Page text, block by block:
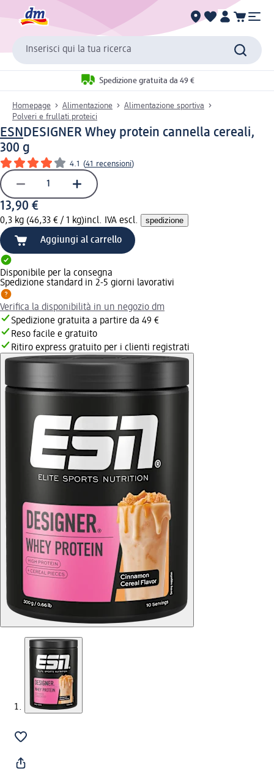
Inserisci qui la tua ricerca
Spedizione gratuita da 49 €
Homepage Alimentazione
Alimentazione sportiva
Polveri e frullati proteici
ESNDESIGNER Whey protein cannella cereali,
300 g
4.1 (41 recensioni)
13,90 €
0,3 kg (46,33 € / 1 kg)incl. IVA escl. spedizione
Aggiungi al carrello
Disponibile per la consegna
Spedizione standard in 2-5 giorni lavorativi
Verifica la disponibilità in un negozio dm
Spedizione gratuita a partire da 49 €
Reso facile e gratuito
Ritiro express gratuito per i clienti registrati